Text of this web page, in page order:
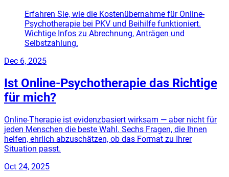
Erfahren Sie, wie die Kostenübernahme für Online-
Psychotherapie bei PKV und Beihilfe funktioniert.
Wichtige Infos zu Abrechnung, Anträgen und
Selbstzahlung.
Dec 6, 2025
Ist Online-Psychotherapie das Richtige
für mich?
Online-Therapie ist evidenzbasiert wirksam — aber nicht für
jeden Menschen die beste Wahl. Sechs Fragen, die Ihnen
helfen, ehrlich abzuschätzen, ob das Format zu Ihrer
Situation passt.
Oct 24, 2025